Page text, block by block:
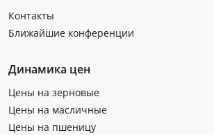
Контакты
Ближайшие конференции
Динамика цен
Цены на зерновые
Цены на масличные
Цены на пшеницу